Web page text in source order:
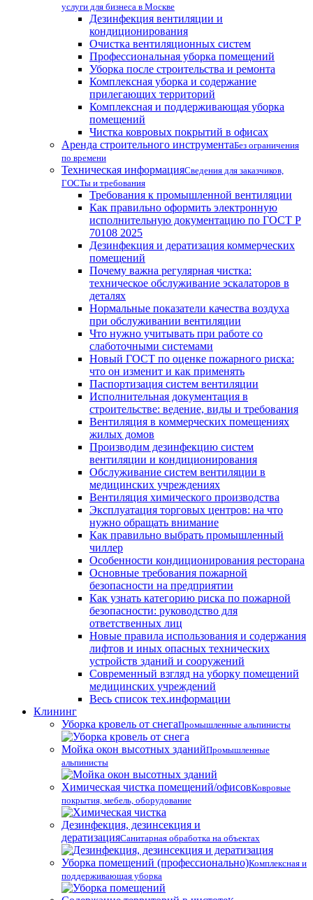
услуги для бизнеса в Москве
Дезинфекция вентиляции и
кондиционирования
Очистка вентиляционных систем
Профессиональная уборка помещений
Уборка после строительства и ремонта
Комплексная уборка и содержание
прилегающих территорий
Комплексная и поддерживающая уборка
помещений
Чистка ковровых покрытий в офисах
Аренда строительного инструментаБез ограничения
по времени
Техническая информацияСведения для заказчиков,
ГОСТы и требования
Требования к промышленной вентиляции
Как правильно оформить электронную
исполнительную документацию по ГОСТ Р
70108 2025
Дезинфекция и дератизация коммерческих
помещений
Почему важна регулярная чистка:
техническое обслуживание эскалаторов в
деталях
Нормальные показатели качества воздуха
при обслуживании вентиляции
Что нужно учитывать при работе со
слаботочными системами
Новый ГОСТ по оценке пожарного риска:
что он изменит и как применять
Паспортизация систем вентиляции
Исполнительная документация в
строительстве: ведение, виды и требования
Вентиляция в коммерческих помещениях
жилых домов
Производим дезинфекцию систем
вентиляции и кондиционирования
Обслуживание систем вентиляции в
медицинских учреждениях
Вентиляция химического производства
Эксплуатация торговых центров: на что
нужно обращать внимание
Как правильно выбрать промышленный
чиллер
Особенности кондиционирования ресторана
Основные требования пожарной
безопасности на предприятии
Как узнать категорию риска по пожарной
безопасности: руководство для
ответственных лиц
Новые правила использования и содержания
лифтов и иных опасных технических
устройств зданий и сооружений
Современный взгляд на уборку помещений
медицинских учреждений
Весь список тех.информации
Клининг
Уборка кровель от снегаПромышленные альпинисты
Мойка окон высотных зданийПромышленные
альпинисты
Химическая чистка помещений/офисовКовровые
покрытия, мебель, оборудование
Дезинфекция, дезинсекция и
дератизацияСанитарная обработка на объектах
Уборка помещений (профессионально)Комплексная и
поддерживающая уборка